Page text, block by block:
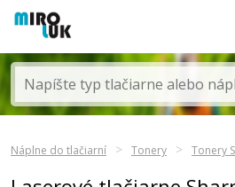
Náplne do tlačiarní Tonery Tonery